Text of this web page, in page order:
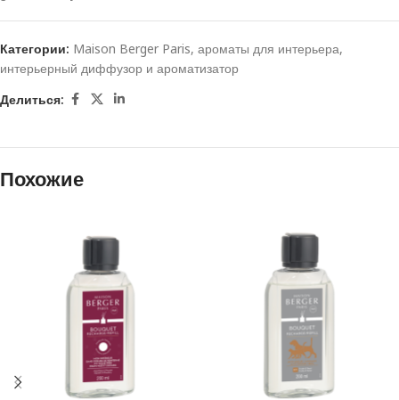
Категории: Maison Berger Paris, ароматы для интерьера,
интерьерный диффузор и ароматизатор
Делиться:
Похожие